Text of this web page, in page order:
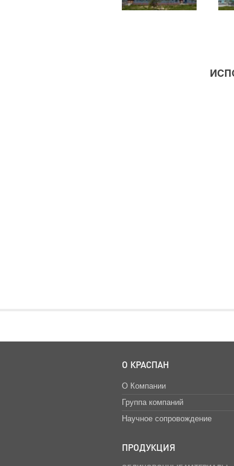
О КРАСПАН
О Компании
Группа компаний
Научное сопровождение
ПРОДУКЦИЯ